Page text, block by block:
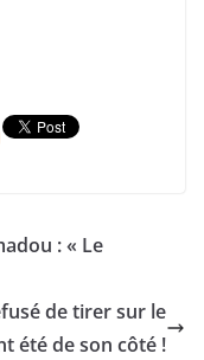
: « Le
de tirer sur le
été de son côté !